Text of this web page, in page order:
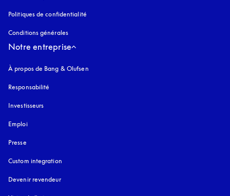
Politiques de confidentialité
Conditions générales
Notre entreprise
À propos de Bang & Olufsen
Responsabilité
Investisseurs
Emploi
Presse
Custom integration
Devenir revendeur